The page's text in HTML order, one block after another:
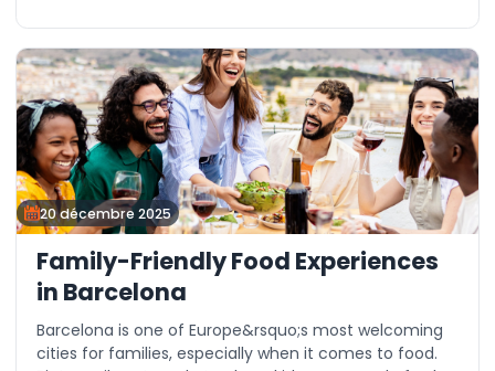
20 décembre 2025
Family-Friendly Food Experiences
in Barcelona
Barcelona is one of Europe&rsquo;s most welcoming
cities for families, especially when it comes to food.